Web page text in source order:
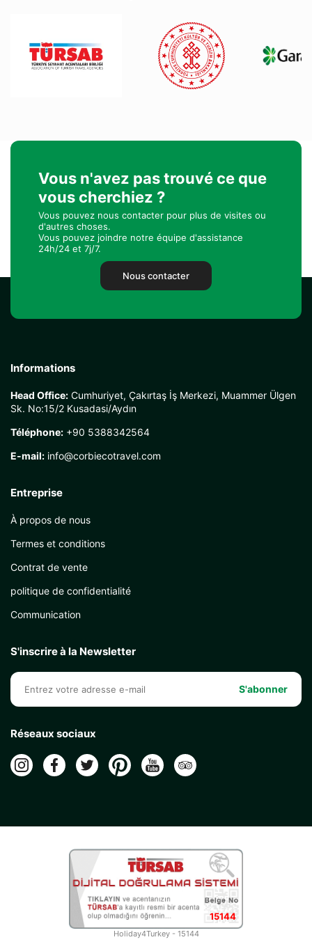
Vous n'avez pas trouvé ce que
vous cherchiez ?
Vous pouvez nous contacter pour plus de visites ou
d'autres choses.
Vous pouvez joindre notre équipe d'assistance
24h/24 et 7j/7.
Nous contacter
Informations
Head Office: Cumhuriyet, Çakırtaş İş Merkezi, Muammer Ülgen
Sk. No:15/2 Kusadasi/Aydın
Téléphone: +90 5388342564
E-mail: info@corbiecotravel.com
Entreprise
À propos de nous
Termes et conditions
Contrat de vente
politique de confidentialité
Communication
S'inscrire à la Newsletter
S'abonner
Réseaux sociaux
15144
Holiday4Turkey - 15144